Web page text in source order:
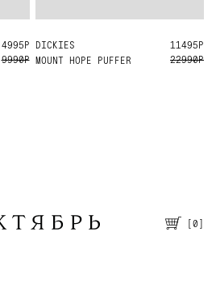
[0]
4995Р
9990Р
DICKIES
MOUNT HOPE PUFFER
S
11495Р
22990Р